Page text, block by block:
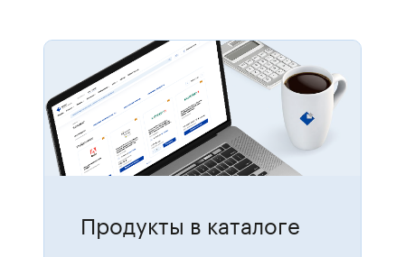
Продукты в каталоге
Для размещения онлайн-заказов